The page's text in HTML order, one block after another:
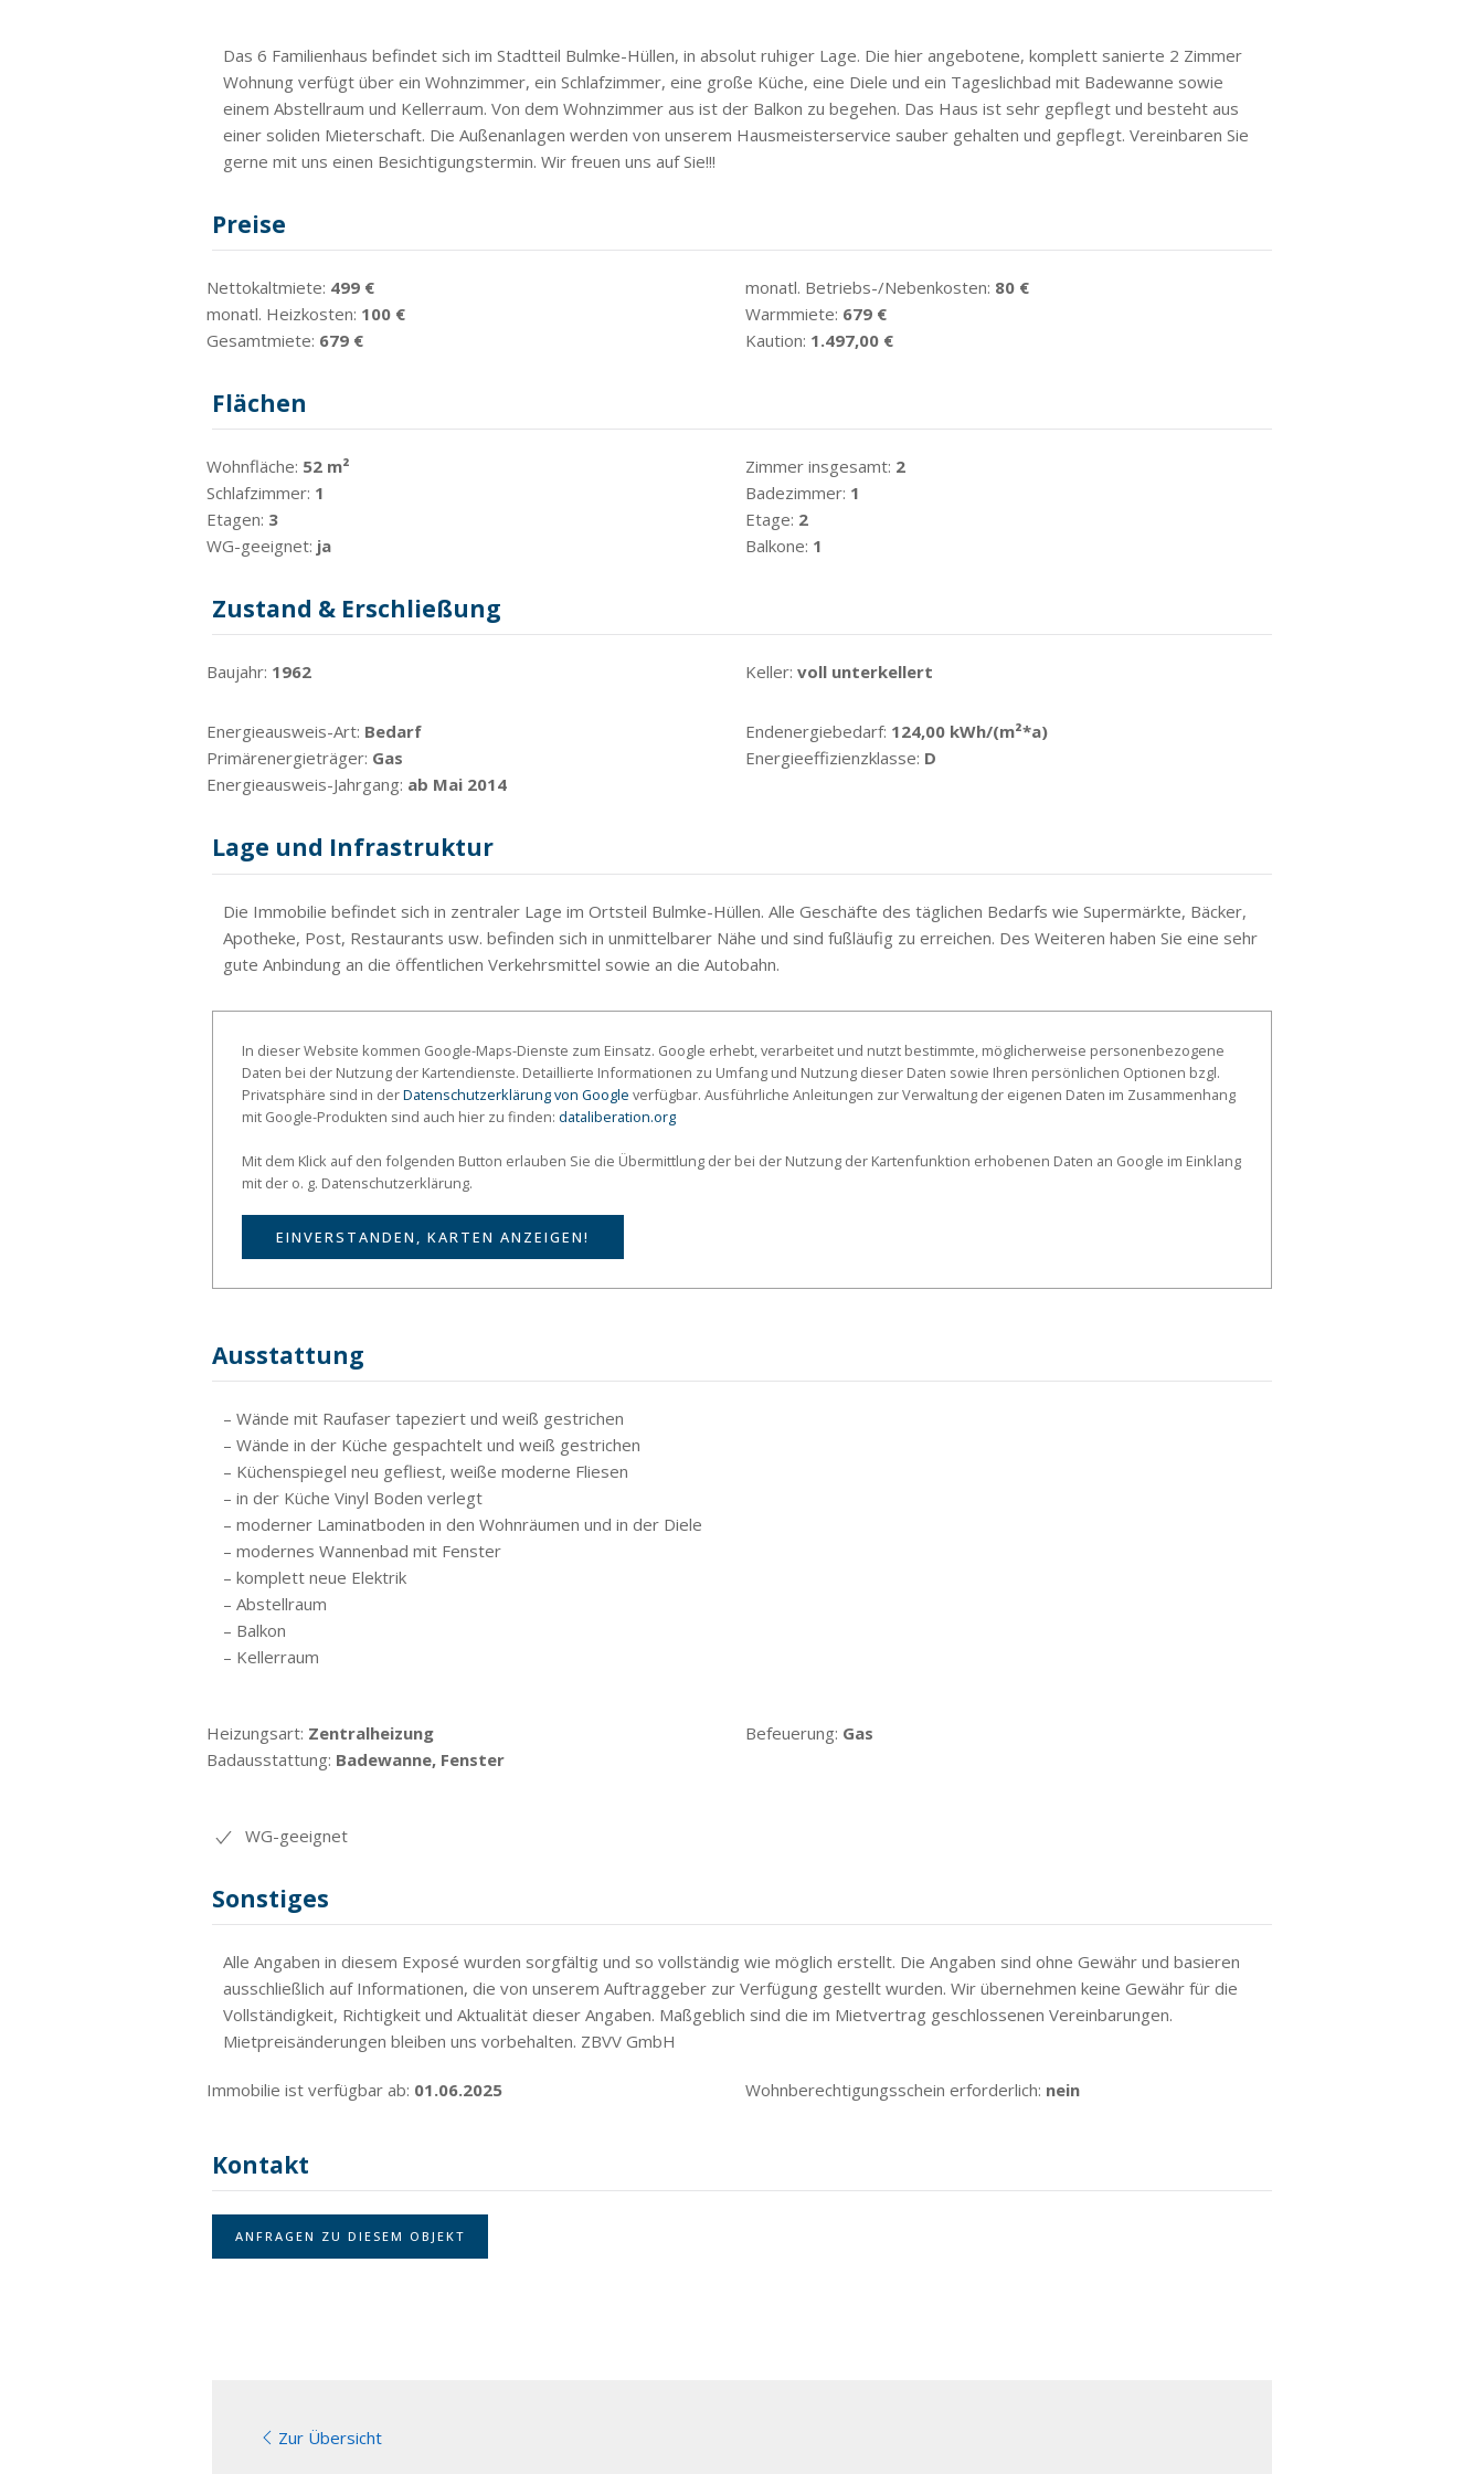
Das 6 Familienhaus befindet sich im Stadtteil Bulmke-Hüllen, in absolut ruhiger Lage. Die hier angebotene, komplett sanierte 2 Zimmer
Wohnung verfügt über ein Wohnzimmer, ein Schlafzimmer, eine große Küche, eine Diele und ein Tageslichbad mit Badewanne sowie
einem Abstellraum und Kellerraum. Von dem Wohnzimmer aus ist der Balkon zu begehen. Das Haus ist sehr gepflegt und besteht aus
einer soliden Mieterschaft. Die Außenanlagen werden von unserem Hausmeisterservice sauber gehalten und gepflegt. Vereinbaren Sie
gerne mit uns einen Besichtigungstermin. Wir freuen uns auf Sie!!!
Preise
Nettokaltmiete: 499 € monatl. Betriebs-/Nebenkosten: 80 €
monatl. Heizkosten: 100 € Warmmiete: 679 €
Gesamtmiete: 679 € Kaution: 1.497,00 €
Flächen
Wohnfläche: 52 m² Zimmer insgesamt: 2
Schlafzimmer: 1 Badezimmer: 1
Etagen: 3 Etage: 2
WG-geeignet: ja Balkone: 1
Zustand & Erschließung
Baujahr: 1962 Keller: voll unterkellert
Energieausweis-Art: Bedarf Endenergiebedarf: 124,00 kWh/(m²*a)
Primärenergieträger: Gas Energieeffizienzklasse: D
Energieausweis-Jahrgang: ab Mai 2014
Lage und Infrastruktur
Die Immobilie befindet sich in zentraler Lage im Ortsteil Bulmke-Hüllen. Alle Geschäfte des täglichen Bedarfs wie Supermärkte, Bäcker,
Apotheke, Post, Restaurants usw. befinden sich in unmittelbarer Nähe und sind fußläufig zu erreichen. Des Weiteren haben Sie eine sehr
gute Anbindung an die öffentlichen Verkehrsmittel sowie an die Autobahn.
In dieser Website kommen Google-Maps-Dienste zum Einsatz. Google erhebt, verarbeitet und nutzt bestimmte, möglicherweise personenbezogene
Daten bei der Nutzung der Kartendienste. Detaillierte Informationen zu Umfang und Nutzung dieser Daten sowie Ihren persönlichen Optionen bzgl.
Privatsphäre sind in derDatenschutzerklärung von Google verfügbar. Ausführliche Anleitungen zur Verwaltung der eigenen Daten im Zusammenhang
mit Google-Produkten sind auch hier zu finden: dataliberation.org
Mit dem Klick auf den folgenden Button erlauben Sie die Übermittlung der bei der Nutzung der Kartenfunktion erhobenen Daten an Google im Einklang
mit der o. g. Datenschutzerklärung.
EINVERSTANDEN, KARTEN ANZEIGEN!
Ausstattung
– Wände mit Raufaser tapeziert und weiß gestrichen
– Wände in der Küche gespachtelt und weiß gestrichen
– Küchenspiegel neu gefliest, weiße moderne Fliesen
– in der Küche Vinyl Boden verlegt
– moderner Laminatboden in den Wohnräumen und in der Diele
– modernes Wannenbad mit Fenster
– komplett neue Elektrik
– Abstellraum
– Balkon
– Kellerraum
Heizungsart: Zentralheizung Befeuerung: Gas
Badausstattung: Badewanne, Fenster
WG-geeignet
Sonstiges
Alle Angaben in diesem Exposé wurden sorgfältig und so vollständig wie möglich erstellt. Die Angaben sind ohne Gewähr und basieren
ausschließlich auf Informationen, die von unserem Auftraggeber zur Verfügung gestellt wurden. Wir übernehmen keine Gewähr für die
Vollständigkeit, Richtigkeit und Aktualität dieser Angaben. Maßgeblich sind die im Mietvertrag geschlossenen Vereinbarungen.
Mietpreisänderungen bleiben uns vorbehalten. ZBVV GmbH
Immobilie ist verfügbar ab: 01.06.2025 Wohnberechtigungsschein erforderlich: nein
Kontakt
ANFRAGEN ZU DIESEM OBJEKT
Zur Übersicht